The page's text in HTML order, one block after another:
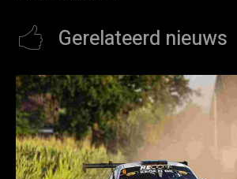
Gerelateerd nieuws